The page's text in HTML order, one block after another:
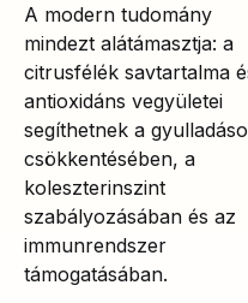
A modern tudomány
mindezt alátámasztja: a
citrusfélék savtartalma
antioxidáns vegyületei
segíthetnek a
csökkentésében, a
koleszterinszint
szabályozásában és az
immunrendszer
támogatásában.